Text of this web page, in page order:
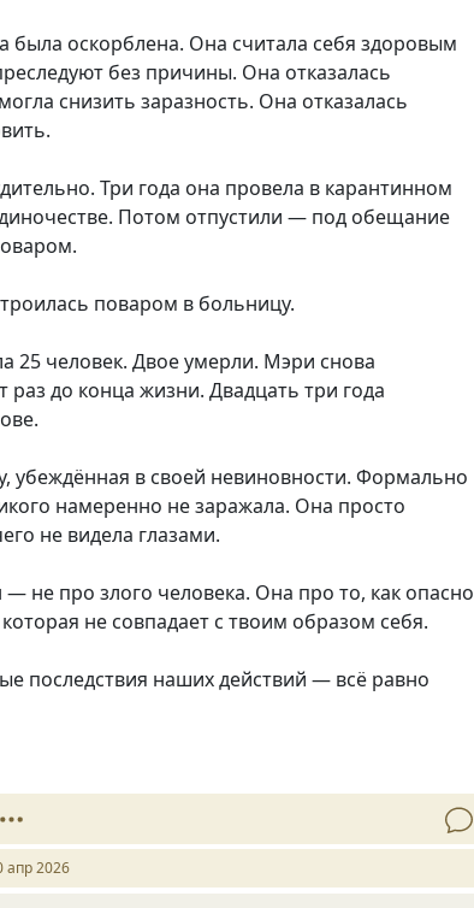
была оскорблена. Она считала себя здоровым
без причины. Она отказалась
снизить заразность. Она отказалась
Три года она провела в карантинном
Потом отпустили — под обещание
поваром в больницу.
25 человек. Двое умерли. Мэри снова
раз до конца жизни. Двадцать три года
убеждённая в своей невиновности. Формально
намеренно не заражала. Она просто
не видела глазами.
не про злого человека. Она про то, как опасно
не совпадает с твоим образом себя.
последствия наших действий — всё равно
апр 2026